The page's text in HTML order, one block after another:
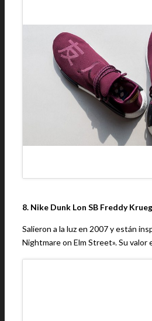
8. Nike Dunk Lon SB Freddy
Salieron a la luz en 2007 y están
Nightmare on Elm Street». Su valor